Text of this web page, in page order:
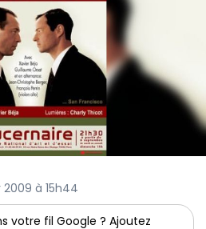
2009 à 15h44
votre fil Google ? Ajoutez